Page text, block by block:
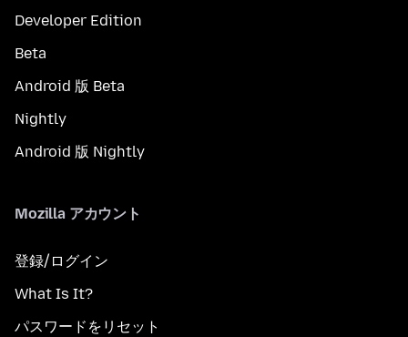
Developer Edition
Beta
Android 版 Beta
Nightly
Android 版 Nightly
Mozilla アカウント
登録/ログイン
What Is It?
パスワードをリセット